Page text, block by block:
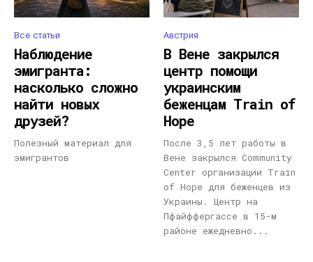
Все статьи
Наблюдение
эмигранта:
насколько сложно
найти новых
друзей?
Полезный материал для
эмигрантов
Австрия
В Вене закрылся
центр помощи
украинским
беженцам Train of
Hope
После 3,5 лет работы в
Вене закрылся Community
Center организации Train
of Hope для беженцев из
Украины. Центр на
Пфайффергассе в 15-м
районе ежедневно...